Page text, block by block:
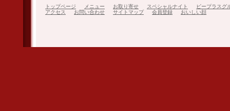
トップページ メニュー お取り寄せ スペシャルナイト
ビープラスグ
アクセス
お問い合わせ サイトマップ 会員登録 おいしい顔